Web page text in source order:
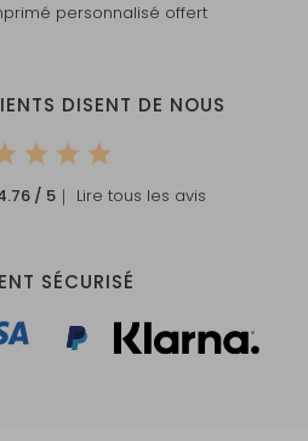
personnalisé offert
DISENT DE NOUS
/ 5 ｜ Lire tous les avis
SÉCURISÉ